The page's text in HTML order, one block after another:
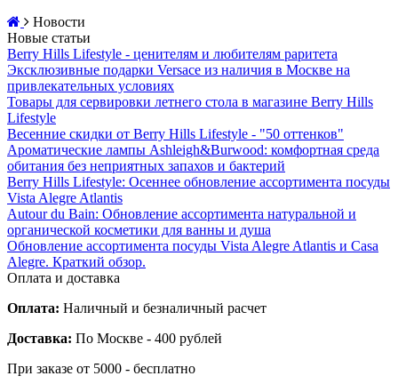
Новости
Новые статьи
Berry Hills Lifestyle - ценителям и любителям раритета
Эксклюзивные подарки Versace из наличия в Москве на
привлекательных условиях
Товары для сервировки летнего стола в магазине Berry Hills
Lifestyle
Весенние скидки от Berry Hills Lifestyle - "50 оттенков"
Ароматические лампы Ashleigh&Burwood: комфортная среда
обитания без неприятных запахов и бактерий
Berry Hills Lifestyle: Осеннее обновление ассортимента посуды
Vista Alegre Atlantis
Autour du Bain: Обновление ассортимента натуральной и
органической косметики для ванны и душа
Обновление ассортимента посуды Vista Alegre Atlantis и Casa
Alegre. Краткий обзор.
Оплата и доставка
Оплата: Наличный и безналичный расчет
Доставка: По Москве - 400 рублей
При заказе от 5000 - бесплатно